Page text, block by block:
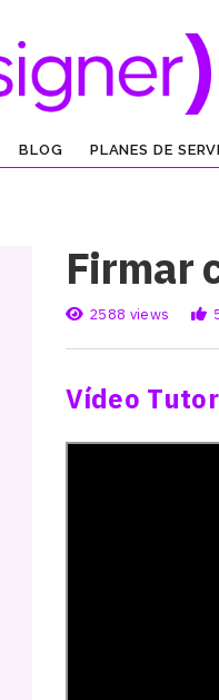
BLOG PLANES DE
Firmar
2588 views
Vídeo